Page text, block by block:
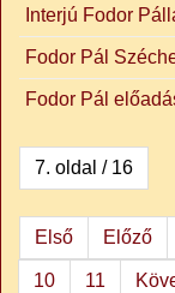
Interjú Fodor
Fodor Pál
Fodor Pál
7. oldal / 16
Első Előző
10 11